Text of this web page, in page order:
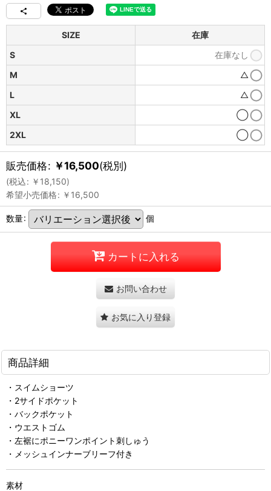
SIZE
在庫
S
在庫なし
M
△
L
△
XL
◯
2XL
◯
販売価格: ￥16,500(税別)
(税込: ￥ 18,150)
希望小売価格: ￥ 16,500
数量: 個
カートに入れる
お問い合わせ
お気に入り登録
商品詳細
・スイムショーツ
・2サイドポケット
・バックポケット
・ウエストゴム
・左裾にポニーワンポイント刺しゅう
・メッシュインナーブリーフ付き
素材